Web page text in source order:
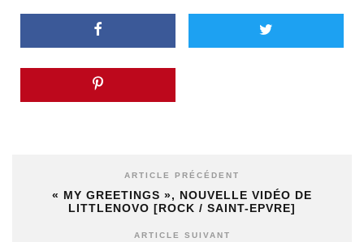
ARTICLE PRÉCÉDENT
« MY GREETINGS », NOUVELLE VIDÉO DE
LITTLENOVO [ROCK / SAINT-EPVRE]
ARTICLE SUIVANT